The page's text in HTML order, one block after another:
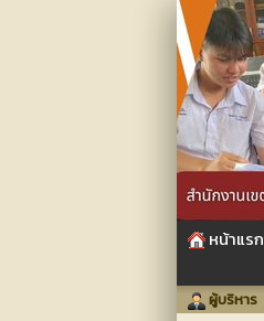
หน้าแรก
ผู้บริหาร